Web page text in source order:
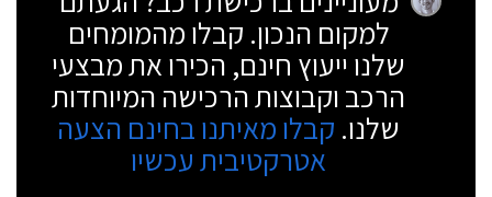
למקום הנכון. קבלו מהמומחים
שלנו ייעוץ חינם, הכירו את מבצעי
הרכב וקבוצות הרכישה המיוחדות
שלנו. קבלו מאיתנו בחינם הצעה
אטרקטיבית עכשיו